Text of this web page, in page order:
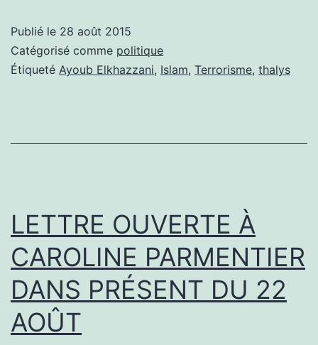
UN
CAMÉRAMAN
DIRECT,
DÉBAT
SUR
LA
DÉTENTION
D’ARMES
À
Publié le 28 août 2015
Catégorisé comme politique
Étiqueté Ayoub Elkhazzani, Islam, Terrorisme, thalys
LETTRE OUVERTE À
CAROLINE PARMENTIER
DANS PRÉSENT DU 22
AOÛT